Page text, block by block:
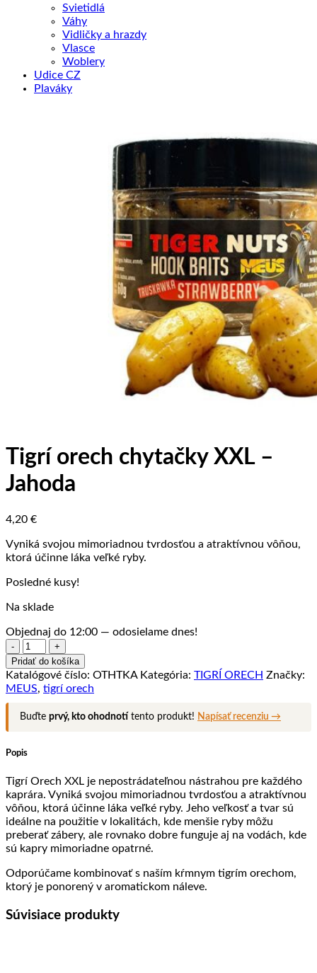
Svietidlá
Váhy
Vidličky a hrazdy
Vlasce
Woblery
Udice CZ
Plaváky
Tigrí orech chytačky XXL –
Jahoda
4,20 €
Vyniká svojou mimoriadnou tvrdosťou a atraktívnou vôňou,
ktorá účinne láka veľké ryby.
Posledné kusy!
Na sklade
Objednaj do 12:00 — odosielame dnes!
množstvo
Tigrí
orech
chytačky
–
Jahoda
Pridať do košíka
Katalógové číslo: OTHTKA Kategória: TIGRÍ ORECH Značky:
MEUS, tigrí orech
Buďte prvý, kto ohodnotí tento produkt! Napísať recenziu →
Popis
Tigrí Orech XXL je nepostrádateľnou nástrahou pre každého
kaprára. Vyniká svojou mimoriadnou tvrdosťou a atraktívnou
vôňou, ktorá účinne láka veľké ryby. Jeho veľkosť a tvar sú
ideálne na použitie v lokalitách, kde menšie ryby môžu
preberať zábery, ale rovnako dobre funguje aj na vodách, kde
sú kapry mimoriadne opatrné.
Odporúčame kombinovať s naším kŕmnym tigrím orechom,
ktorý je ponorený v aromatickom náleve.
Súvisiace produkty